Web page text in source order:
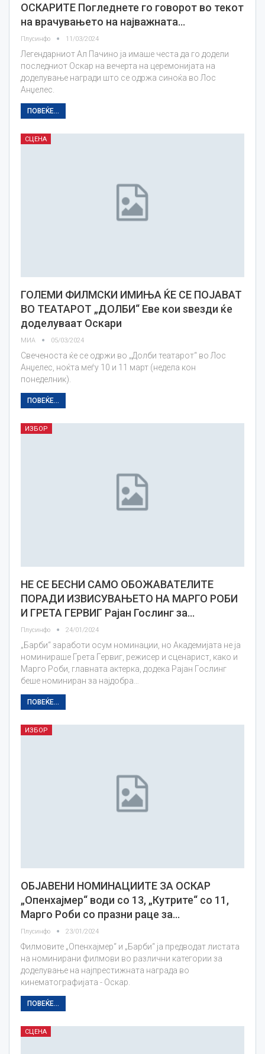
ОСКАРИТЕ Погледнете го говорот во текот
на врачувањето на најважната…
Плусинфо 11/03/2024
Легендарниот Ал Пачино ја имаше честа да го додели
последниот Оскар на вечерта на церемонијата на
доделување награди што се одржа синоќа во Лос
Анџелес.
ПОВЕЌЕ...
СЦЕНА
ГОЛЕМИ ФИЛМСКИ ИМИЊА ЌЕ СЕ ПОЈАВАТ
ВО ТЕАТАРОТ „ДОЛБИ“ Еве кои ѕвезди ќе
доделуваат Оскари
МИА 05/03/2024
Свеченоста ќе се одржи во „Долби театарот“ во Лос
Анџелес, ноќта меѓу 10 и 11 март (недела кон
понеделник).
ПОВЕЌЕ...
ИЗБОР
НЕ СЕ БЕСНИ САМО ОБОЖАВАТЕЛИТЕ
ПОРАДИ ИЗВИСУВАЊЕТО НА МАРГО РОБИ
И ГРЕТА ГЕРВИГ Рајан Гослинг за…
Плусинфо 24/01/2024
„Барби“ заработи осум номинации, но Академијата не ја
номинираше Грета Гервиг, режисер и сценарист, како и
Марго Роби, главната актерка, додека Рајан Гослинг
беше номиниран за најдобра…
ПОВЕЌЕ...
ИЗБОР
ОБЈАВЕНИ НОМИНАЦИИТЕ ЗА ОСКАР
„Опенхајмер“ води со 13, „Кутрите“ со 11,
Марго Роби со празни раце за…
Плусинфо 23/01/2024
Филмовите „Опенхајмер“ и „Барби“ ја предводат листата
на номинирани филмови во различни категории за
доделување на најпрестижната награда во
кинематографијата - Оскар.
ПОВЕЌЕ...
СЦЕНА